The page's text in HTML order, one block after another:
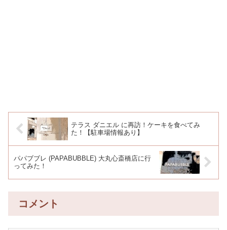
テラス ダニエル に再訪！ケーキを食べてみ
た！【駐車場情報あり】
パパブブレ (PAPABUBBLE) 大丸心斎橋店に行
ってみた！
コメント